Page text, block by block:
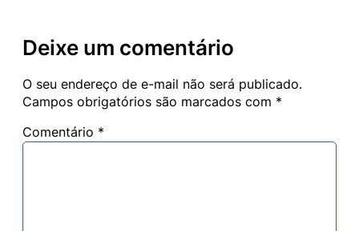
Deixe um comentário
O seu endereço de e-mail não será publicado.
Campos obrigatórios são marcados com *
Comentário *